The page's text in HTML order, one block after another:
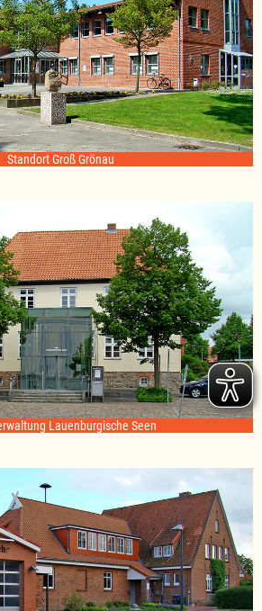
Standort Groß Grönau
Lauenburgische Seen